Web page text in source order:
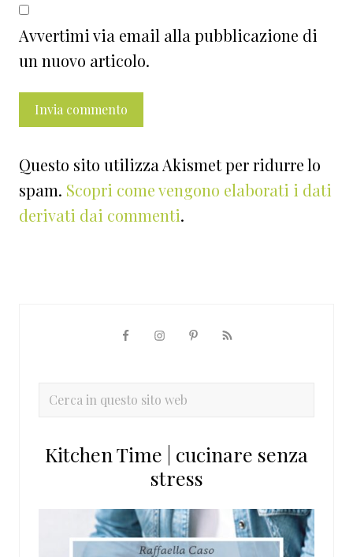
Avvertimi via email alla pubblicazione di
un nuovo articolo.
Questo sito utilizza Akismet per ridurre lo
spam. Scopri come vengono elaborati i dati
derivati dai commenti.
primaria
Cerca
sito
Kitchen Time | cucinare senza
stress